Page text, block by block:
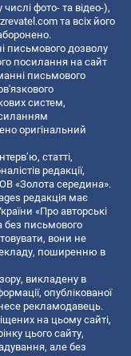
фото- та відео-),
та всіх його
письмового дозволу
посилання на сайт
письмового
систем,
оригінальний
статті,
редакції,
«Золота середина».
редакція має
«Про авторські
без письмового
вони не
поширенню в
викладену в
опублікованої
рекламодавець.
на цьому сайті,
цього сайту,
але без